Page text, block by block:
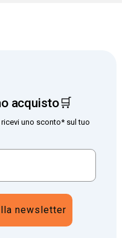
acquisto🛒
uno sconto* sul tuo
newsletter